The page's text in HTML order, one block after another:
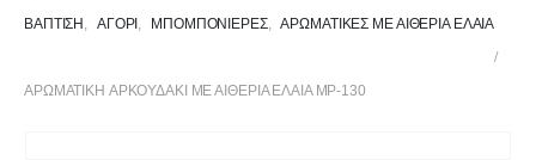
ΒΑΠΤΙΣΗ , ΑΓΌΡΙ , ΜΠΟΜΠΟΝΙΈΡΕΣ, ΑΡΩΜΑΤΙΚΈΣ ΜΕ ΑΙΘΈΡΙΑ ΈΛΑΙΑ
ΑΡΩΜΑΤΙΚH ΑΡΚΟΥΔΑΚΙ ΜΕ ΑΙΘΕΡΙΑ ΕΛΑΙΑ MP-130